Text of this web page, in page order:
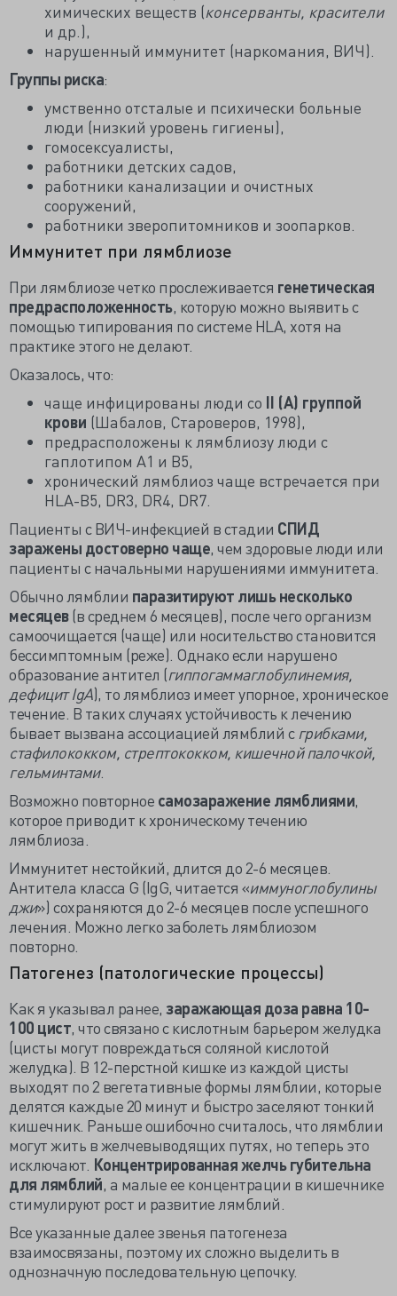
химических веществ (консерванты, красители
и др.),
нарушенный иммунитет (наркомания, ВИЧ).
Группы риска:
умственно отсталые и психически больные
люди (низкий уровень гигиены),
гомосексуалисты,
работники детских садов,
работники канализации и очистных
сооружений,
работники зверопитомников и зоопарков.
Иммунитет при лямблиозе
При лямблиозе четко прослеживается генетическая
предрасположенность, которую можно выявить с
помощью типирования по системе HLA, хотя на
практике этого не делают.
Оказалось, что:
чаще инфицированы люди со II (А) группой
крови (Шабалов, Староверов, 1998),
предрасположены к лямблиозу люди с
гаплотипом A1 и B5,
хронический лямблиоз чаще встречается при
HLA-B5, DR3, DR4, DR7.
Пациенты с ВИЧ-инфекцией в стадии СПИД
заражены достоверно чаще, чем здоровые люди или
пациенты с начальными нарушениями иммунитета.
Обычно лямблии паразитируют лишь несколько
месяцев(в среднем 6 месяцев), после чего организм
самоочищается (чаще) или носительство становится
бессимптомным (реже). Однако если нарушено
образование антител (гиппогаммаглобулинемия,
дефицит IgA), то лямблиоз имеет упорное, хроническое
течение. В таких случаях устойчивость к лечению
бывает вызвана ассоциацией лямблий с грибками,
стафилококком, стрептококком, кишечной палочкой,
гельминтами.
Возможно повторное самозаражение лямблиями,
которое приводит к хроническому течению
лямблиоза.
Иммунитет нестойкий, длится до 2-6 месяцев.
Антитела класса G (IgG, читается «иммуноглобулины
джи») сохраняются до 2-6 месяцев после успешного
лечения. Можно легко заболеть лямблиозом
повторно.
Патогенез (патологические процессы)
Как я указывал ранее, заражающая доза равна 10-
100 цист, что связано с кислотным барьером желудка
(цисты могут повреждаться соляной кислотой
желудка). В 12-перстной кишке из каждой цисты
выходят по 2 вегетативные формы лямблии, которые
делятся каждые 20 минут и быстро заселяют тонкий
кишечник. Раньше ошибочно считалось, что лямблии
могут жить в желчевыводящих путях, но теперь это
исключают. Концентрированная желчь губительна
для лямблий, а малые ее концентрации в кишечнике
стимулируют рост и развитие лямблий.
Все указанные далее звенья патогенеза
взаимосвязаны, поэтому их сложно выделить в
однозначную последовательную цепочку.